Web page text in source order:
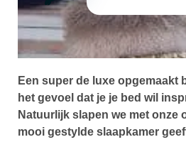
Een super de luxe opgemaakt
het gevoel dat je je bed wil
Natuurlijk slapen we met onze
mooi gestylde slaapkamer